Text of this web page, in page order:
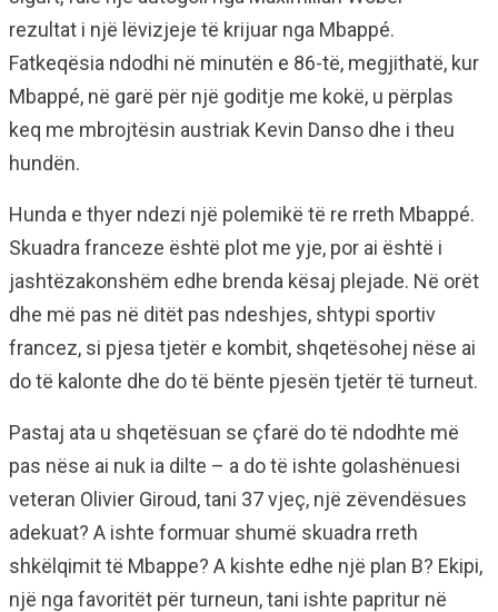
rezultat i një lëvizjeje të krijuar nga Mbappé.
Fatkeqësia ndodhi në minutën e 86-të, megjithatë, kur
Mbappé, në garë për një goditje me kokë, u përplas
keq me mbrojtësin austriak Kevin Danso dhe i theu
hundën.
Hunda e thyer ndezi një polemikë të re rreth Mbappé.
Skuadra franceze është plot me yje, por ai është i
jashtëzakonshëm edhe brenda kësaj plejade. Në orët
dhe më pas në ditët pas ndeshjes, shtypi sportiv
francez, si pjesa tjetër e kombit, shqetësohej nëse ai
do të kalonte dhe do të bënte pjesën tjetër të turneut.
Pastaj ata u shqetësuan se çfarë do të ndodhte më
pas nëse ai nuk ia dilte – a do të ishte golashënuesi
veteran Olivier Giroud, tani 37 vjeç, një zëvendësues
adekuat? A ishte formuar shumë skuadra rreth
shkëlqimit të Mbappe? A kishte edhe një plan B? Ekipi,
një nga favoritët për turneun, tani ishte papritur në